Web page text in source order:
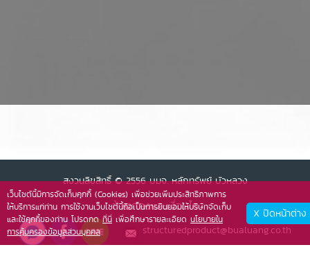
สงวนลิขสิทธิ์ © 2556 บมจ. หลักทรัพย์ บัวหลวง
ข้อตกลงและเงื่อนไข
structuredproduct@bualuang.co.th
เว็บไซต์นี้มีการจัดเก็บคุกกี้ (Cookies) เพื่อช่วยเพิ่มประสิทธิภาพการ
ให้บริการแก่ท่าน การใช้งานเว็บไซต์นี้ถือเป็นการยินยอมให้บริษัทจัดเก็บ
และใช้คุกกี้ของท่าน โปรดกดที่นี่ เพื่อศึกษารายละเอียด นโยบายใน
การคุ้มครองข้อมูลส่วนบุคคล
X ปิดหน้าต่าง